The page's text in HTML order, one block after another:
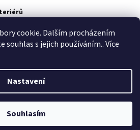
cookie. Dalším procházením
s jejich používáním.. Více
Nastavení
Souhlasím
. Všechna práva vyhrazena.Upravit
nastavení cookies